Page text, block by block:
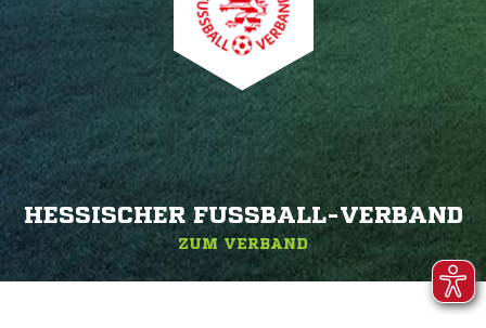
HESSISCHER FUSSBALL-VERBAND
ZUM VERBAND